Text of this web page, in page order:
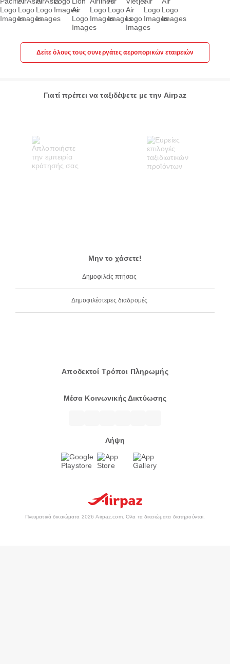
Δείτε όλους τους συνεργάτες αεροπορικών εταιρειών
Γιατί πρέπει να ταξιδέψετε με την Airpaz
Μην το χάσετε!
Δημοφιλείς πτήσεις
Δημοφιλέστερες διαδρομές
Αποδεκτοί Τρόποι Πληρωμής
Μέσα Κοινωνικής Δικτύωσης
Λήψη
Πνευματικά δικαιώματα 2026 Airpaz.com. Ολα τα δικαιώματα διατηρούνται.